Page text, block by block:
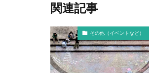
関連記事
その他（イベントなど）